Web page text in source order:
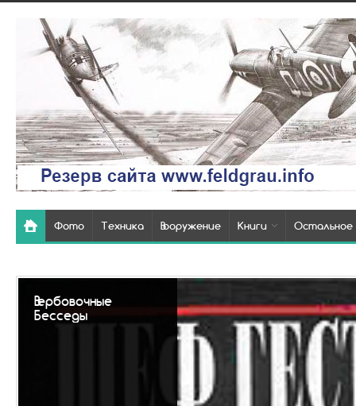
Фото Техника Вооружение Книги Остальное
Так